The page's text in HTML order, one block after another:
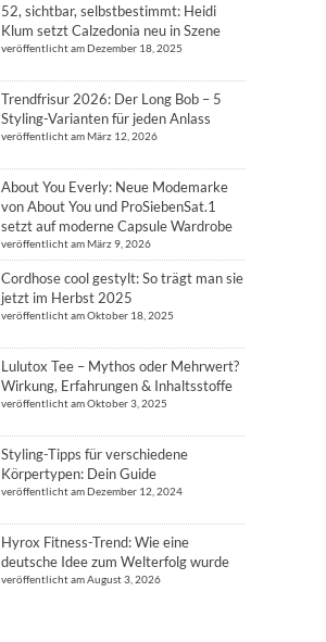
52, sichtbar, selbstbestimmt: Heidi
Klum setzt Calzedonia neu in Szene
veröffentlicht am Dezember 18, 2025
Trendfrisur 2026: Der Long Bob – 5
Styling-Varianten für jeden Anlass
veröffentlicht am März 12, 2026
About You Everly: Neue Modemarke
von About You und ProSiebenSat.1
setzt auf moderne Capsule Wardrobe
veröffentlicht am März 9, 2026
Cordhose cool gestylt: So trägt man sie
jetzt im Herbst 2025
veröffentlicht am Oktober 18, 2025
Lulutox Tee – Mythos oder Mehrwert?
Wirkung, Erfahrungen & Inhaltsstoffe
veröffentlicht am Oktober 3, 2025
Styling-Tipps für verschiedene
Körpertypen: Dein Guide
veröffentlicht am Dezember 12, 2024
Hyrox Fitness-Trend: Wie eine
deutsche Idee zum Welterfolg wurde
veröffentlicht am August 3, 2026